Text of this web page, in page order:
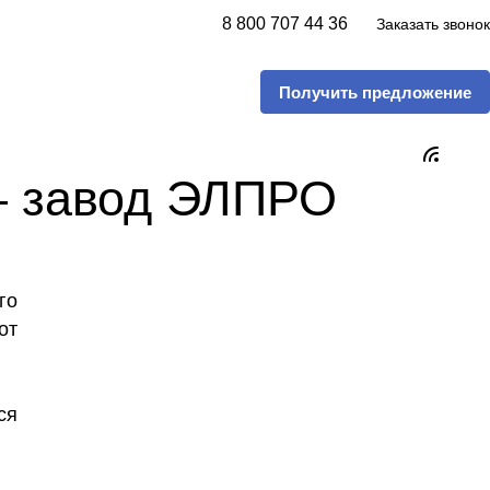
8 800 707 44 36 Заказать звонок
Получить предложение
завод ЭЛПРО